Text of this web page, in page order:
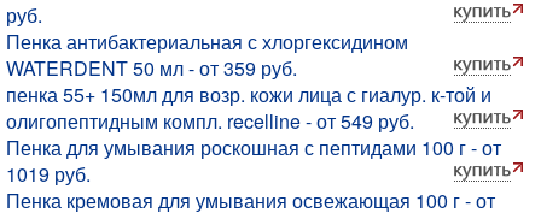
руб.
Пенка антибактериальная с хлоргексидином
WATERDENT 50 мл - от 359 руб.
пенка 55+ 150мл для возр. кожи лица с гиалур. к-той и
олигопептидным компл. recelline - от 549 руб.
Пенка для умывания роскошная с пептидами 100 г - от
1019 руб.
Пенка кремовая для умывания освежающая 100 г - от